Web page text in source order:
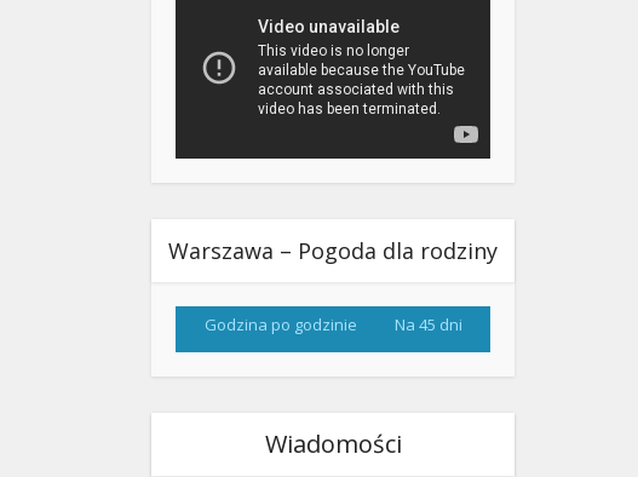
Warszawa – Pogoda dla rodziny
Godzina po godzinie Na 45 dni
Wiadomości